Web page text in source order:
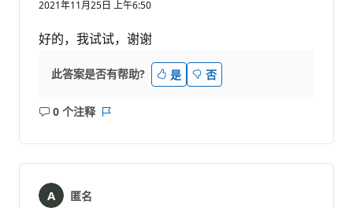
2021年11月25日 上午6:50
好的，我试试，谢谢
此答案是否有帮助? 是 否
0 个注释
无
匿名